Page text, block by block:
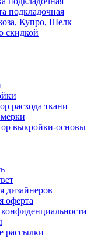
подкладочная
Купро, Шелк
скидкой
расхода ткани
выкройки-основы
дизайнеров
оферта
рассылки